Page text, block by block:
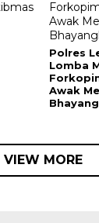
Polres
Lomba
Awak
VIEW MORE